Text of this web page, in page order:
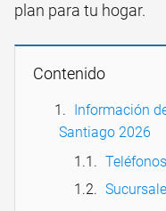
plan para tu hogar.
Contenido
Información
Santiago 2026